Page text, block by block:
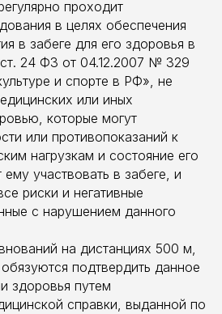
проходит
в целях обеспечения
в забеге для его здоровья в
ст. 24 ФЗ от 04.12.2007 № 329
и спорте в РФ», не
или иных
которые могут
или противопоказаний к
нагрузкам и состояние его
участвовать в забеге, и
риски и негативные
с нарушением данного
на дистанциях 500 м,
подтвердить данное
здоровья путем
справки, выданной по